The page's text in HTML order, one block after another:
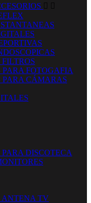
 
PARA FOTOGAFIA
PARA CÁMARAS
DISCOTECA
ANTENA TV